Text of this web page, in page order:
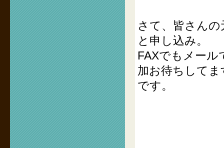
さて、皆さん
と申し込み。
FAXでもメール
加お待ちして
です。